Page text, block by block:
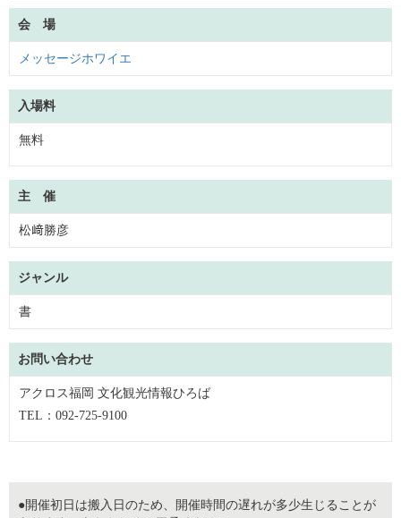
会 場
メッセージホワイエ
入場料
無料
主 催
松﨑勝彦
ジャンル
書
お問い合わせ
アクロス福岡 文化観光情報ひろば
TEL：092-725-9100
●開催初日は搬入日のため、開催時間の遅れが多少生じることが